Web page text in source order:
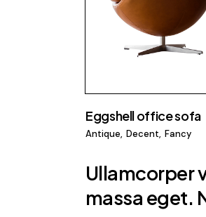
Eggshell office sofa
Antique Decent Fancy
Ullamcorper
massa eget.